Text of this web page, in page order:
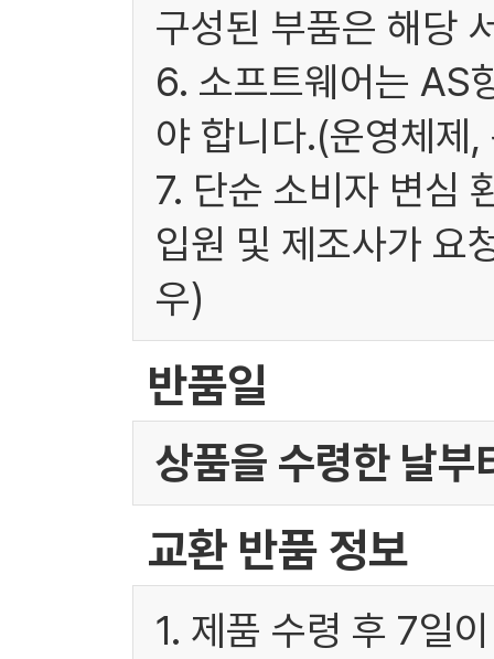
구성된 부품은 해당
6. 소프트웨어는 AS
야 합니다.(운영체제
7. 단순 소비자 변심
입원 및 제조사가 요
우)
반품일
상품을 수령한 날부
교환 반품 정보
1. 제품 수령 후 7일